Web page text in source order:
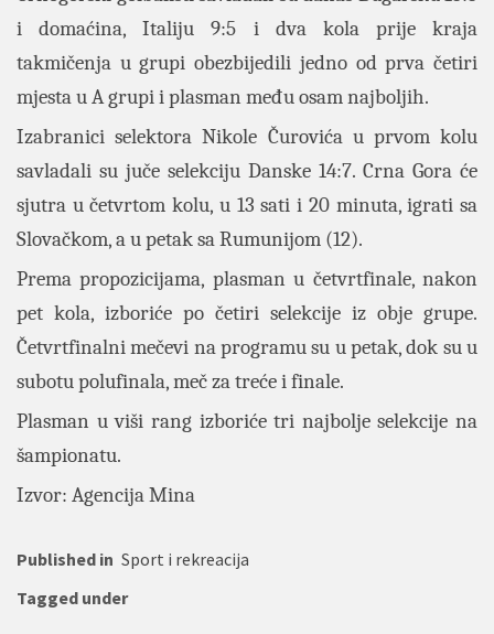
i domaćina, Italiju 9:5 i dva kola prije kraja
takmičenja u grupi obezbijedili jedno od prva četiri
mjesta u A grupi i plasman među osam najboljih.
Izabranici selektora Nikole Čurovića u prvom kolu
savladali su juče selekciju Danske 14:7. Crna Gora će
sjutra u četvrtom kolu, u 13 sati i 20 minuta, igrati sa
Slovačkom, a u petak sa Rumunijom (12).
Prema propozicijama, plasman u četvrtfinale, nakon
pet kola, izboriće po četiri selekcije iz obje grupe.
Četvrtfinalni mečevi na programu su u petak, dok su u
subotu polufinala, meč za treće i finale.
Plasman u viši rang izboriće tri najbolje selekcije na
šampionatu.
Izvor: Agencija Mina
Published in Sport i rekreacija
Tagged under